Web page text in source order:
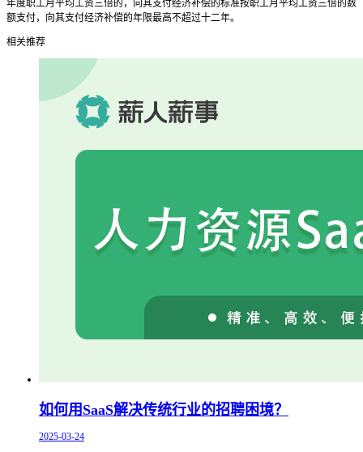
年度职工月平均工资三倍的，向其支付经济补偿的标准按职工月平均工资三倍的数
额支付，向其支付经济补偿的年限最高不超过十二年。
相关推荐
如何用SaaS解决传统行业的招聘困境？
2025-03-24